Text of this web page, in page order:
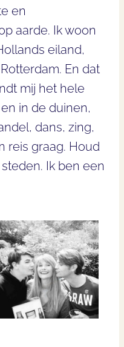
en
aarde. Ik woon
eiland,
En dat
mij het hele
in de duinen,
dans, zing,
reis graag. Houd
Ik ben een